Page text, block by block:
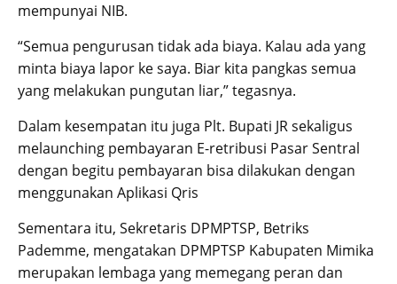
mempunyai NIB.
“Semua pengurusan tidak ada biaya. Kalau ada yang
minta biaya lapor ke saya. Biar kita pangkas semua
yang melakukan pungutan liar,” tegasnya.
Dalam kesempatan itu juga Plt. Bupati JR sekaligus
melaunching pembayaran E-retribusi Pasar Sentral
dengan begitu pembayaran bisa dilakukan dengan
menggunakan Aplikasi Qris
Sementara itu, Sekretaris DPMPTSP, Betriks
Pademme, mengatakan DPMPTSP Kabupaten Mimika
merupakan lembaga yang memegang peran dan